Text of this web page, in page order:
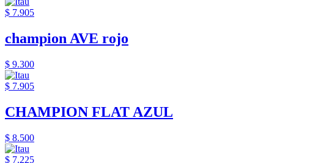
$ 7.905
champion AVE rojo
$ 9.300
$ 7.905
CHAMPION FLAT AZUL
$ 8.500
$ 7.225